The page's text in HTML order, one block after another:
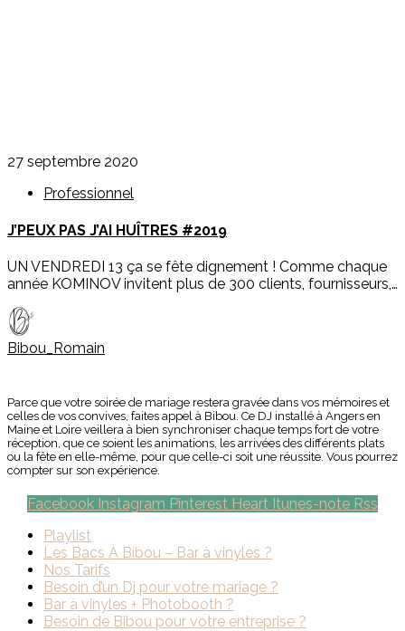
27 septembre 2020
Professionnel
J’PEUX PAS J’AI HUÎTRES #2019
UN VENDREDI 13 ça se fête dignement ! Comme chaque
année KOMINOV invitent plus de 300 clients, fournisseurs,…
Bibou_Romain
Parce que votre soirée de mariage restera gravée dans vos mémoires et
celles de vos convives, faites appel à Bibou. Ce DJ installé à Angers en
Maine et Loire veillera à bien synchroniser chaque temps fort de votre
réception, que ce soient les animations, les arrivées des différents plats
ou la fête en elle-même, pour que celle-ci soit une réussite. Vous pourrez
compter sur son expérience.
Facebook Instagram Pinterest Heart Itunes-note Rss
Playlist
Les Bacs À Bibou – Bar à vinyles ?
Nos Tarifs
Besoin d’un Dj pour votre mariage ?
Bar à vinyles + Photobooth ?
Besoin de Bibou pour votre entreprise ?